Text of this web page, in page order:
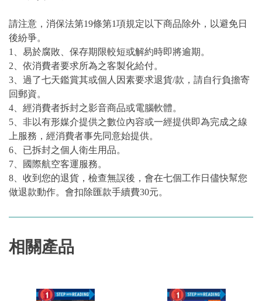
請注意，消保法第19條第1項規定以下商品除外，以避免日
後紛爭。
1、易於腐敗、保存期限較短或解約時即將逾期。
2、依消費者要求所為之客製化給付。
3、過了七天鑑賞其或個人因素要求退貨/款，請自行負擔寄
回郵資。
4、經消費者拆封之影音商品或電腦軟體。
5、非以有形媒介提供之數位內容或一經提供即為完成之線
上服務，經消費者事先同意始提供。
6、已拆封之個人衛生用品。
7、國際航空客運服務。
8、收到您的退貨，檢查無誤後，會在七個工作日儘快幫您
做退款動作。會扣除匯款手續費30元。
相關產品